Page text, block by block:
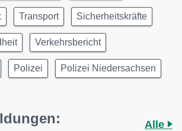
Transport Sicherheitskräfte
Verkehrsbericht
Polizei Polizei Niedersachsen
Alle